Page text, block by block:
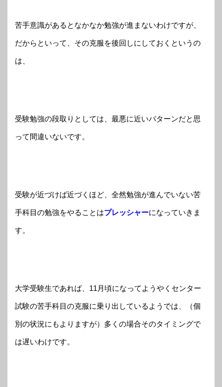
苦手意識があるとなかなか勉強が進まないわけですが、
だからといって、その克服を後回しにしておくというの
は、
受験勉強の段取りとしては、最悪に近いパターンだと思
って間違いないです。
受験が近づけば近づくほど、全然勉強が進んでいない苦
手科目の勉強をやることはプレッシャーになっていきま
す。
大学受験生であれば、11月頃になってようやくセンター
試験の苦手科目の克服に乗り出しているようでは、（個
別の状況にもよりますが）多くの場合そのタイミングで
は遅いわけです。